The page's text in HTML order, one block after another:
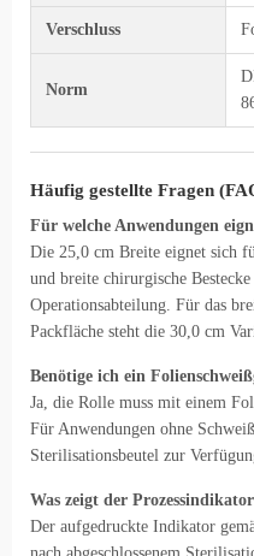
Verschluss
Norm
Häufig gestellte Fragen
Für welche Anwendungen
Die 25,0 cm Breite eignet sich
und breite chirurgische
Operationsabteilung. Für das
Packfläche steht die 30,0 cm
Benötige ich ein
Ja, die Rolle muss mit einem
Für Anwendungen ohne
Sterilisationsbeutel zur
Was zeigt der
Der aufgedruckte Indikator